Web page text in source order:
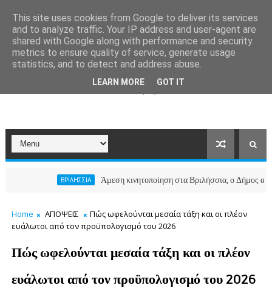
Άμεση κινητοποίηση στα Βριλήσσια, ο Δήμος ανοίγει το
Home ΑΠΟΨΕΙΣ
Πώς ωφελούνται μεσαία τάξη και οι πλέον
ευάλωτοι από τον προϋπολογισμό του 2026
Πώς ωφελούνται μεσαία τάξη και οι πλέον
ευάλωτοι από τον προϋπολογισμό του 2026
This site uses cookies from Google to deliver its services
and to analyze traffic. Your IP address and user-agent are
shared with Google along with performance and security
metrics to ensure quality of service, generate usage
statistics, and to detect and address abuse.
LEARN MORE GOT IT